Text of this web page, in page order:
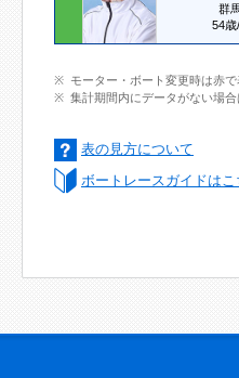
群
54
モーター・ボート変更時は赤で
集計期間内にデータがない場合
表の見方について
ボートレースガイドはこ